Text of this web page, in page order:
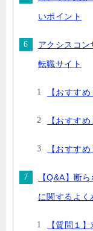
いポイント
アクシスコ
転職サイト
【おすす
【おすす
【おすす
【Q&A】断
に関するよく
【質問１